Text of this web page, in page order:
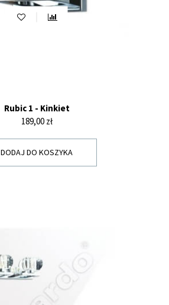
Rubic 1 - Kinkiet
Cena
189,00 zł
DODAJ DO KOSZYKA